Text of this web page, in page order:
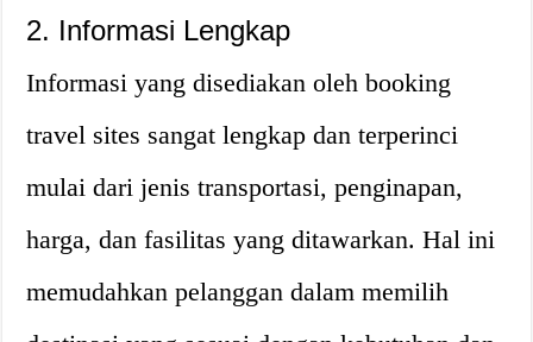
2. Informasi Lengkap
Informasi yang disediakan oleh booking
travel sites sangat lengkap dan terperinci
mulai dari jenis transportasi, penginapan,
harga, dan fasilitas yang ditawarkan. Hal ini
memudahkan pelanggan dalam memilih